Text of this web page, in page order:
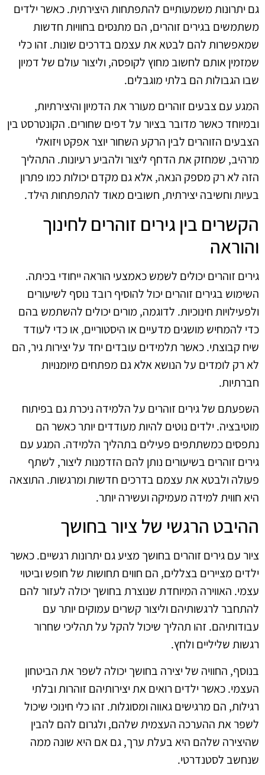
גם יתרונות משמעותיים להתפתחות היצירתית. כאשר ילדים
משתמשים בגירים זוהרים, הם מתנסים בחוויות חדשות
שמאפשרות להם לבטא את עצמם בדרכים שונות. זהו כלי
שמזמין אותם לחשוב מחוץ לקופסה, וליצור עולם של דמיון
שבו הגבולות הם בלתי מוגבלים.
המגע עם צבעים זוהרים מעורר את הדמיון והיצירתיות,
ובמיוחד כאשר מדובר בציור על דפים שחורים. הקונטרסט בין
הצבעים הזוהרים לבין הרקע השחור יוצר אפקט ויזואלי
מרהיב, שמחזק את הדחף ליצור ולהביע רעיונות. התהליך
הזה לא רק מספק הנאה, אלא גם מקדם יכולות כמו פתרון
בעיות וחשיבה יצירתית, חשובים מאוד להתפתחות הילד.
הקשרים בין גירים זוהרים לחינוך
והוראה
גירים זוהרים יכולים לשמש כאמצעי הוראה ייחודי בכיתה.
השימוש בגירים זוהרים יכול להוסיף רובד נוסף לשיעורים
ולפעילויות חינוכיות. לדוגמה, מורים יכולים להשתמש בהם
כדי להמחיש מושגים מדעיים או היסטוריים, או כדי לעודד
שיח קבוצתי. כאשר תלמידים עובדים יחד על יצירות גיר, הם
לא רק לומדים על הנושא אלא גם מפתחים מיומנויות
חברתיות.
השפעתם של גירים זוהרים על הלמידה ניכרת גם בפיתוח
מוטיבציה. ילדים נוטים להיות מעודדים יותר כאשר הם
נתפסים כמשתתפים פעילים בתהליך הלמידה. המגע עם
גירים זוהרים בשיעורים נותן להם הזדמנות ליצור, לשתף
פעולה ולבטא את עצמם בדרכים חדשות ומרגשות. התוצאה
היא חווית למידה מעמיקה ועשירה יותר.
ההיבט הרגשי של ציור בחושך
ציור עם גירים זוהרים בחושך מציע גם יתרונות רגשיים. כאשר
ילדים מציירים בצללים, הם חווים תחושות של חופש וביטוי
עצמי. האווירה המיוחדת שנוצרת בחושך יכולה לעזור להם
להתחבר לרגשותיהם וליצור קשרים עמוקים יותר עם
עבודותיהם. זהו תהליך שיכול להקל על תהליכי שחרור
רגשות שליליים ולחץ.
בנוסף, החוויה של יצירה בחושך יכולה לשפר את הביטחון
העצמי. כאשר ילדים רואים את יצירותיהם זוהרות ובלתי
רגילות, הם מרגישים גאווה ומסוגלות. זהו כלי חינוכי שיכול
לשפר את ההערכה העצמית שלהם, ולגרום להם להבין
שהיצירה שלהם היא בעלת ערך, גם אם היא שונה ממה
שנחשב לסטנדרטי.